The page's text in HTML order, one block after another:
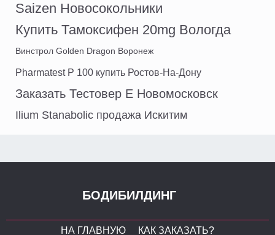
Saizen Новосокольники
Купить Тамоксифен 20mg Вологда
Винстрол Golden Dragon Воронеж
Pharmatest P 100 купить Ростов-На-Дону
Заказать Тестовер Е Новомосковск
Ilium Stanabolic продажа Искитим
БОДИБИЛДИНГ
НА ГЛАВНУЮ КАК ЗАКАЗАТЬ?